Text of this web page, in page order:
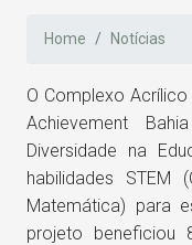
Home Notícias
O Complexo
Achievement
Diversidade na
habilidades STEM
Matemática) para
projeto beneficiou